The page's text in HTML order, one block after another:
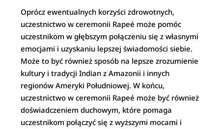
Oprócz ewentualnych korzyści zdrowotnych,
uczestnictwo w ceremonii Rapeé może pomóc
uczestnikom w głębszym połączeniu się z własnymi
emocjami i uzyskaniu lepszej świadomości siebie.
Może to być również sposób na lepsze zrozumienie
kultury i tradycji Indian z Amazonii i innych
regionów Ameryki Południowej. W końcu,
uczestnictwo w ceremonii Rapeé może być również
doświadczeniem duchowym, które pomaga
uczestnikom połączyć się z wyższymi mocami i